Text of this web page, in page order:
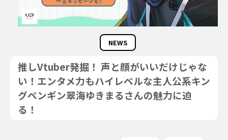
NEWS
推しVtuber発掘！ 声と顔がいいだけじゃな
い！エンタメ力もハイレベルな主人公系キン
グペンギン翠海ゆきまるさんの魅力に迫
る！